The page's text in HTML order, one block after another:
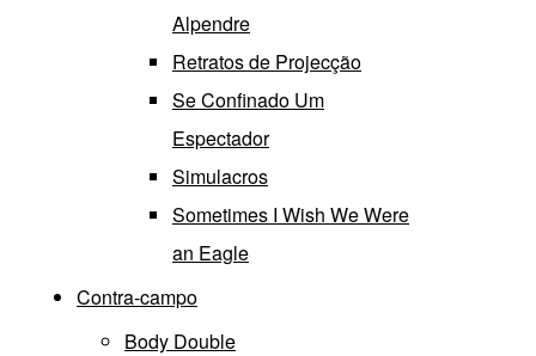
Alpendre
Retratos de Projecção
Se Confinado Um
Espectador
Simulacros
Sometimes I Wish We Were
an Eagle
Contra-campo
Body Double